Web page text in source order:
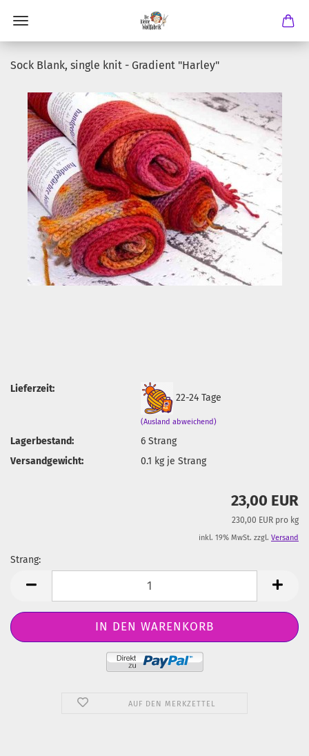
Sock Blank, single knit - Gradient "Harley"
Lieferzeit:
22-24 Tage
(Ausland abweichend)
Lagerbestand: 6Strang
Versandgewicht:
0.1 kg je Strang
23,00 EUR
230,00 EUR pro kg
inkl. 19% MwSt. zzgl. Versand
Strang:
AUF DEN MERKZETTEL